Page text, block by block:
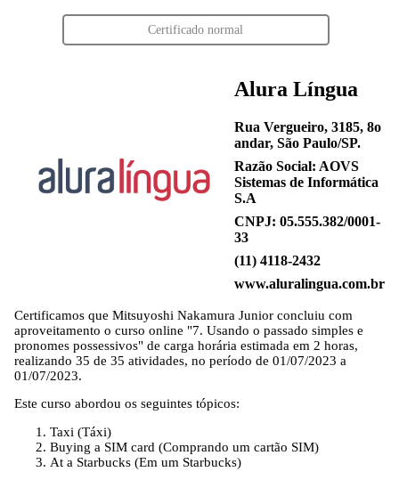
Certificado normal
Alura Língua
Rua Vergueiro, 3185, 8o
andar, São Paulo/SP.
Razão Social: AOVS
Sistemas de Informática
S.A
CNPJ: 05.555.382/0001-
33
(11) 4118-2432
www.aluralingua.com.br
Certificamos que Mitsuyoshi Nakamura Junior concluiu com
aproveitamento o curso online "7. Usando o passado simples e
pronomes possessivos" de carga horária estimada em 2 horas,
realizando 35 de 35 atividades, no período de 01/07/2023 a
01/07/2023.
Este curso abordou os seguintes tópicos:
Taxi (Táxi)
Buying a SIM card (Comprando um cartão SIM)
At a Starbucks (Em um Starbucks)